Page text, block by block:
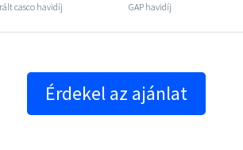
casco havidíj GAP havidíj
Érdekel az ajánlat